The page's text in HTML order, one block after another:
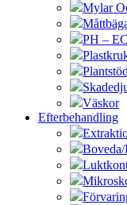
Mylar
PH –
Plantstöd
Väskor
Efterbehandling
Boveda/